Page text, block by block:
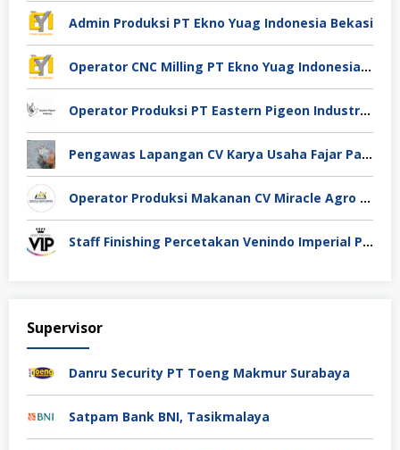
Admin Produksi PT Ekno Yuag Indonesia Bekasi
Operator CNC Milling PT Ekno Yuag Indonesia Bekasi
Operator Produksi PT Eastern Pigeon Industry Deli Serdang
Pengawas Lapangan CV Karya Usaha Fajar Pasuruan
Operator Produksi Makanan CV Miracle Agro Spices Sidoarjo
Staff Finishing Percetakan Venindo Imperial Perkasa Bandung Kota
Supervisor
Danru Security PT Toeng Makmur Surabaya
Satpam Bank BNI, Tasikmalaya